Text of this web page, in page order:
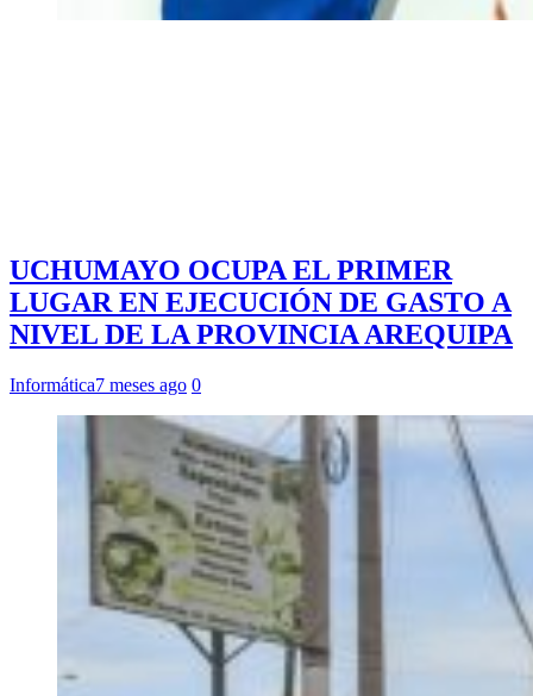
UCHUMAYO OCUPA EL PRIMER
LUGAR EN EJECUCIÓN DE GASTO A
NIVEL DE LA PROVINCIA AREQUIPA
Informática7 meses ago 0